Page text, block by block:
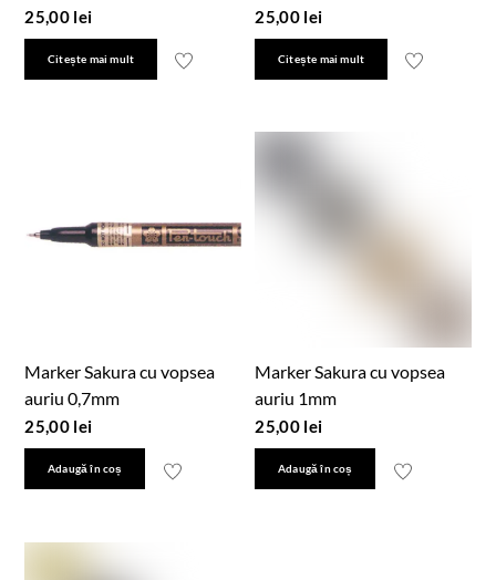
25,00 lei
Citește mai mult
25,00 lei
Citește mai mult
Marker Sakura cu vopsea
auriu 0,7mm
25,00 lei
Adaugă în coș
Marker Sakura cu vopsea
auriu 1mm
25,00 lei
Adaugă în coș